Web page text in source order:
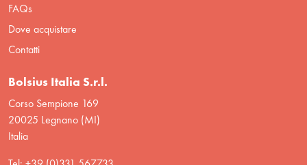
FAQs
Dove acquistare
Contatti
Bolsius Italia S.r.l.
Corso Sempione 169
20025 Legnano (MI)
Italia